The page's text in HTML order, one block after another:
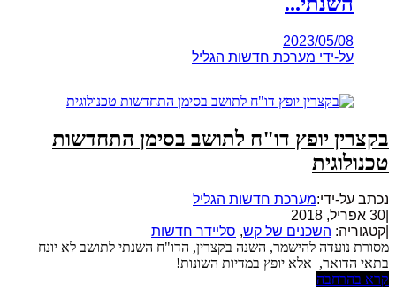
2023/05/08
על-ידי מערכת חדשות הגליל
בקצרין יופץ דו"ח לתושב בסימן התחדשות
טכנולוגית
נכתב על-ידי:מערכת חדשות הגליל
30 אפריל, 2018
קטגוריה: השכנים של קש, סליידר חדשות
מסורת נועדה להישמר, השנה בקצרין, הדו"ח השנתי לתושב לא יונח
בתאי הדואר, אלא יופץ במדיות השונות!
קרא בהרחבה